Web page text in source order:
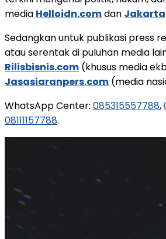
media Helloidn.comdan
Sedangkan untuk publikasi press
atau serentak di puluhan media
Rilisbisnis.com (khusus media
Jasasiaranpers.com (media
WhatsApp Center: 085315557788,
08111157788.